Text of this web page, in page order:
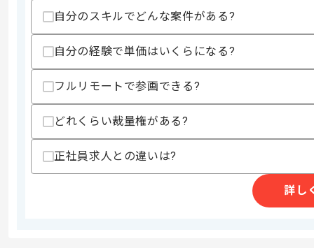
その他募集要項
商談回数
2回
募集人数
1人
作業開始日
2025/07/01
エージェントからのコ
メント
上流エンジニアの経験を活かすことがで
複数案件を保有している企業ですので、
新しいアイディアや技術を積極的に導入
経験豊富なエンジニアと成長が出来る
自分のスキルでどんな案件がある?
自分の経験で単価はいくらになる?
フルリモートで参画できる?
どれくらい裁量権がある?
正社員求人との違いは?
詳し